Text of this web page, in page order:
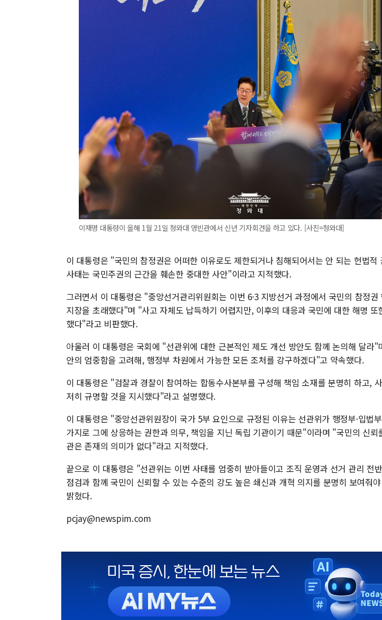
이재명 대통령이 올해 1월 21일 청와대 영빈관에서 신년 기자회견을 하고 있다. [사진=청와대]
이 대통령은 "국민의 참정권은 어떠한 이유로도 제한되거나 침해되어서는 안 되는 헌법적
사태는 국민주권의 근간을 훼손한 중대한 사안"이라고 지적했다.
그러면서 이 대통령은 "중앙선거관리위원회는 이번 6·3 지방선거 과정에서 국민의 참정권
지장을 초래했다"며 "사고 자체도 납득하기 어렵지만, 이후의 대응과 국민에 대한 해명 또
했다"라고 비판했다.
아울러 이 대통령은 국회에 "선관위에 대한 근본적인 제도 개선 방안도 함께 논의해 달라
안의 엄중함을 고려해, 행정부 차원에서 가능한 모든 조처를 강구하겠다"고 약속했다.
이 대통령은 "검찰과 경찰이 참여하는 합동수사본부를 구성해 책임 소재를 분명히 하고,
저히 규명할 것을 지시했다"라고 설명했다.
이 대통령은 "중앙선관위원장이 국가 5부 요인으로 규정된 이유는 선관위가 행정부·입법
가지로 그에 상응하는 권한과 의무, 책임을 지닌 독립 기관이기 때문"이라며 "국민의 신뢰
관은 존재의 의미가 없다"라고 지적했다.
끝으로 이 대통령은 "선관위는 이번 사태를 엄중히 받아들이고 조직 운영과 선거 관리 전
점검과 함께 국민이 신뢰할 수 있는 수준의 강도 높은 쇄신과 개혁 의지를 분명히 보여줘
밝혔다.
pcjay@newspim.com